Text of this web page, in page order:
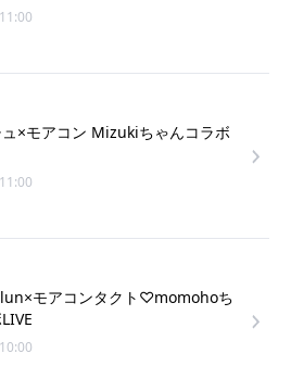
ュ×モアコン Mizukiちゃんコラボ
モアコンタクト♡momohoち